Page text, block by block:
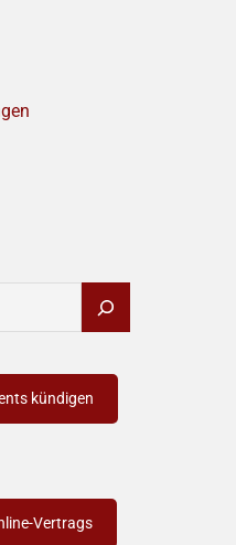
kündigen
Vertrags